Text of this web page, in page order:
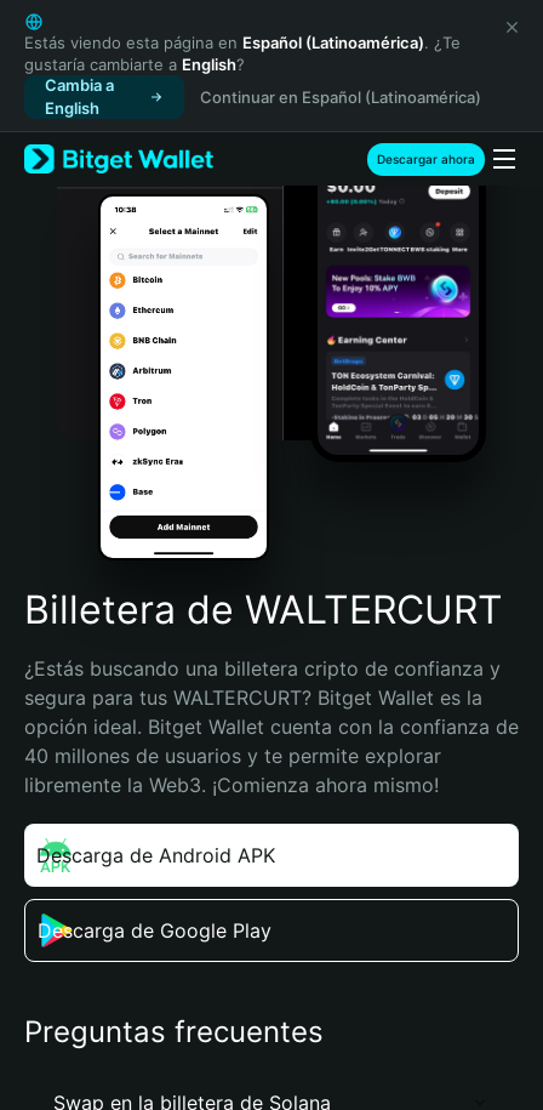
English
日本語
Tiếng Việt
Русский
Español (Latinoamérica)
Türkçe
Italiano
Português (Portugal)
Bahasa Indonesia
Português (Brasil)
Español (Argentina)
Estás viendo esta página en Español (Latinoamérica). ¿Te
gustaría cambiarte a English?
Cambia a
English
Continuar en Español (Latinoamérica)
Descargar ahora
Billetera de WALTERCURT
¿Estás buscando una billetera cripto de confianza y
segura para tus WALTERCURT? Bitget Wallet es la
opción ideal. Bitget Wallet cuenta con la confianza de
40 millones de usuarios y te permite explorar
libremente la Web3. ¡Comienza ahora mismo!
Descarga de Android APK
Descarga de Google Play
Preguntas frecuentes
Swap en la billetera de Solana